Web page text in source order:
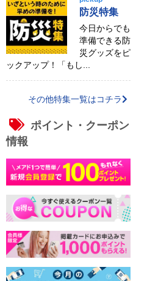
防災特集
今日からでも
準備できる防
災グッズをピ
ックアップ！「もし...
その他特集一覧はコチラ
ポイント・クーポン
情報